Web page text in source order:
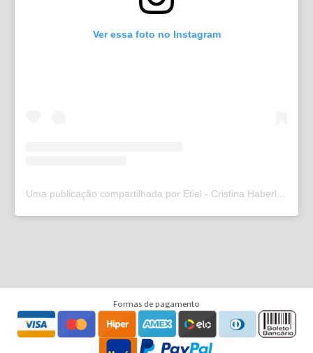
Ver essa foto no Instagram
Uma publicação compartilhada por Etiel - Cristina Haberl (@etielweb)
Formas de pagamento